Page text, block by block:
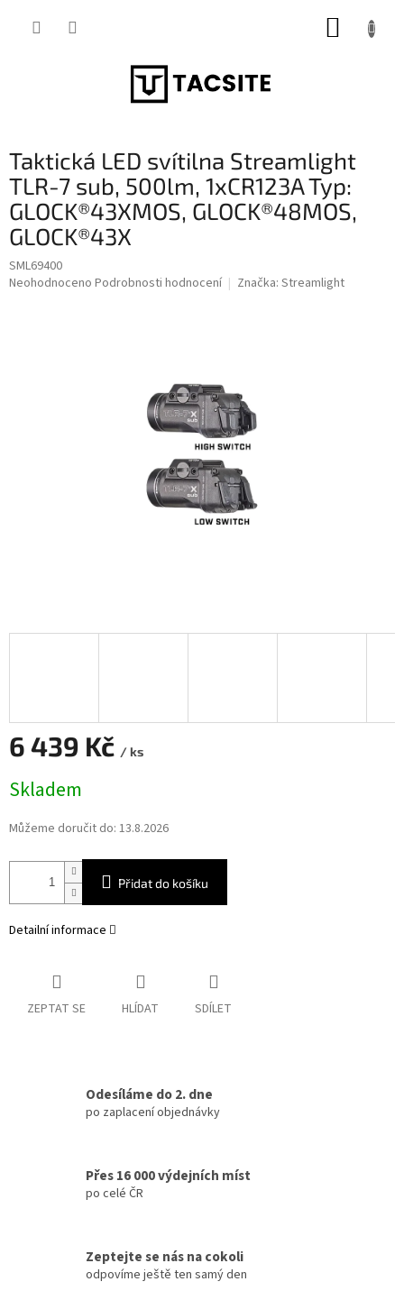
Taktická LED svítilna Streamlight
TLR-7 sub, 500lm, 1xCR123A Typ:
GLOCK®43XMOS, GLOCK®48MOS,
GLOCK®43X
SML69400
Průměrné
Neohodnoceno Podrobnosti hodnocení Značka: Streamlight
6 439 Kč / ks
cena:
Skladem
Můžeme doručit do: 13.8.2026
Přidat do košíku
Detailní informace
ZEPTAT SE HLÍDAT SDÍLET
Odesíláme do 2. dne
po zaplacení objednávky
Přes 16 000 výdejních míst
po celé ČR
Zeptejte se nás na cokoli
odpovíme ještě ten samý den